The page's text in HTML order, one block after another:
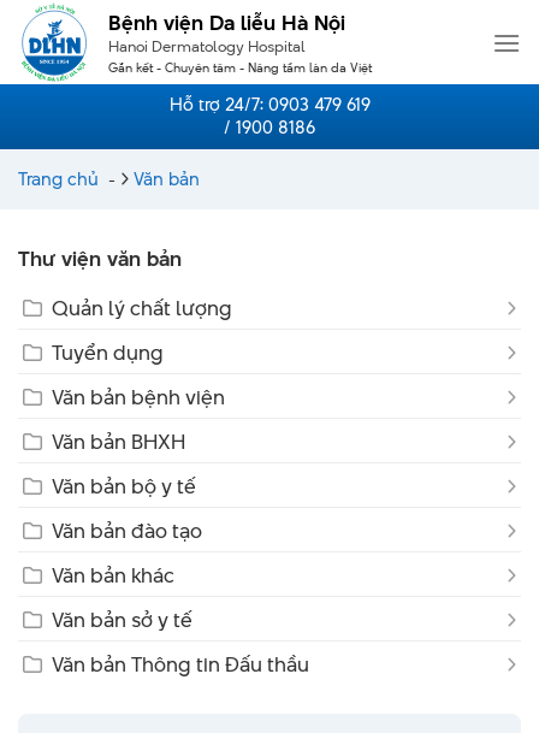
Skip
content
Bệnh viện Da liễu Hà Nội
Hanoi Dermatology Hospital
Gắn kết - Chuyên tâm - Nâng tầm làn da Việt
Hỗ trợ 24/7: 0903 479 619
/ 1900 8186
Trang chủ - Văn bản
Thư viện văn bản
Quản lý chất lượng
Tuyển dụng
Văn bản bệnh viện
Văn bản BHXH
Văn bản bộ y tế
Văn bản đào tạo
Văn bản khác
Văn bản sở y tế
Văn bản Thông tin Đấu thầu